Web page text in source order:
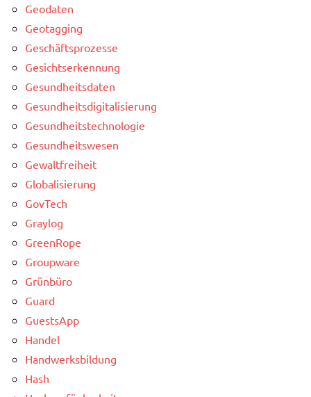
Geodaten
Geotagging
Geschäftsprozesse
Gesichtserkennung
Gesundheitsdaten
Gesundheitsdigitalisierung
Gesundheitstechnologie
Gesundheitswesen
Gewaltfreiheit
Globalisierung
GovTech
Graylog
GreenRope
Groupware
Grünbüro
Guard
GuestsApp
Handel
Handwerksbildung
Hash